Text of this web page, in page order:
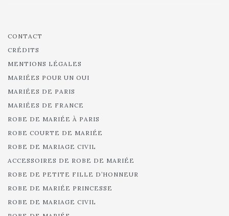
CONTACT
CRÉDITS
MENTIONS LÉGALES
MARIÉES POUR UN OUI
MARIÉES DE PARIS
MARIÉES DE FRANCE
ROBE DE MARIÉE À PARIS
ROBE COURTE DE MARIÉE
ROBE DE MARIAGE CIVIL
ACCESSOIRES DE ROBE DE MARIÉE
ROBE DE PETITE FILLE D’HONNEUR
ROBE DE MARIÉE PRINCESSE
ROBE DE MARIAGE CIVIL